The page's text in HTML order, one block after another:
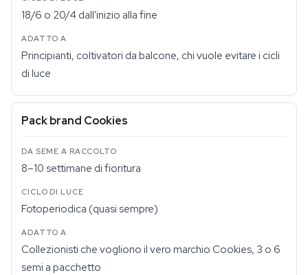
18/6 o 20/4 dall'inizio alla fine
Principianti, coltivatori da balcone, chi vuole evitare i cicli
di luce
Pack brand Cookies
8–10 settimane di fioritura
Fotoperiodica (quasi sempre)
Collezionisti che vogliono il vero marchio Cookies, 3 o 6
semi a pacchetto